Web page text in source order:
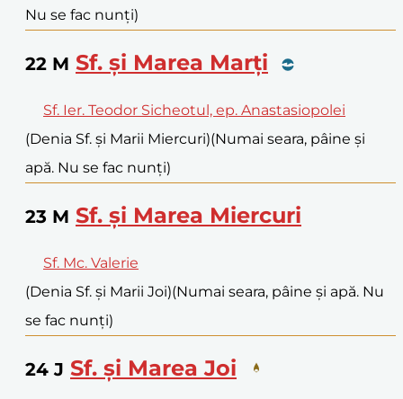
Nu se fac nunți)
22 M Sf. și Marea Marți
Sf. Ier. Teodor Sicheotul, ep. Anastasiopolei
(Denia Sf. și Marii Miercuri)(Numai seara, pâine și
apă. Nu se fac nunți)
23 M Sf. și Marea Miercuri
Sf. Mc. Valerie
(Denia Sf. și Marii Joi)(Numai seara, pâine și apă. Nu
se fac nunți)
24 J Sf. și Marea Joi